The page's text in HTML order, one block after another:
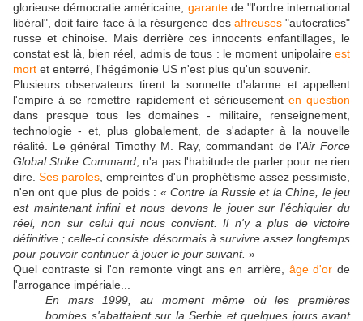
glorieuse démocratie américaine, garantede "l'ordre international
libéral", doit faire face à la résurgence des affreuses"autocraties"
russe et chinoise. Mais derrière ces innocents enfantillages, le
constat est là, bien réel, admis de tous : le moment unipolaire est
mort et enterré, l'hégémonie US n'est plus qu'un souvenir.
Plusieurs observateurs tirent la sonnette d'alarme et appellent
l'empire à se remettre rapidement et sérieusement en question
dans presque tous les domaines - militaire, renseignement,
technologie - et, plus globalement, de s'adapter à la nouvelle
réalité. Le général Timothy M. Ray, commandant de l'Air Force
Global Strike Command, n'a pas l'habitude de parler pour ne rien
dire. Ses paroles , empreintes d'un prophétisme assez pessimiste,
n'en ont que plus de poids : «Contre la Russie et la Chine, le jeu
est maintenant infini et nous devons le jouer sur l'échiquier du
réel, non sur celui qui nous convient. Il n'y a plus de victoire
définitive ; celle-ci consiste désormais à survivre assez longtemps
pour pouvoir continuer à jouer le jour suivant. »
Quel contraste si l'on remonte vingt ans en arrière, âge d'or de
l'arrogance impériale...
En mars 1999, au moment même où les premières
bombes s'abattaient sur la Serbie et quelques jours avant